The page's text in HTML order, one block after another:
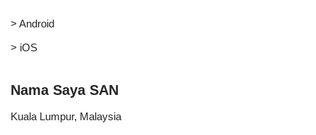
> Android
> iOS
Nama Saya SAN
Kuala Lumpur, Malaysia